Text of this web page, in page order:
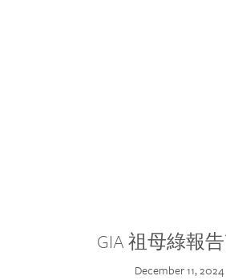
GIA 祖母綠報
December 11, 2024